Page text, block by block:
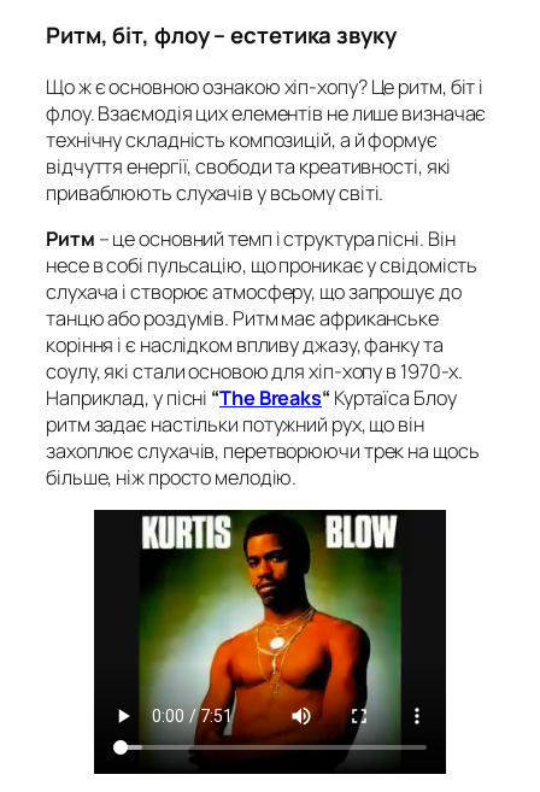
Ритм, біт, флоу – естетика звуку
Що ж є основною ознакою хіп-хопу? Це ритм, біт і
флоу. Взаємодія цих елементів не лише визначає
технічну складність композицій, а й формує
відчуття енергії, свободи та креативності, які
приваблюють слухачів у всьому світі.
Ритм – це основний темп і структура пісні. Він
несе в собі пульсацію, що проникає у свідомість
слухача і створює атмосферу, що запрошує до
танцю або роздумів. Ритм має африканське
коріння і є наслідком впливу джазу, фанку та
соулу, які стали основою для хіп-хопу в 1970-х.
Наприклад, у пісні “The Breaks“ Куртаїса Блоу
ритм задає настільки потужний рух, що він
захоплює слухачів, перетворюючи трек на щось
більше, ніж просто мелодію.